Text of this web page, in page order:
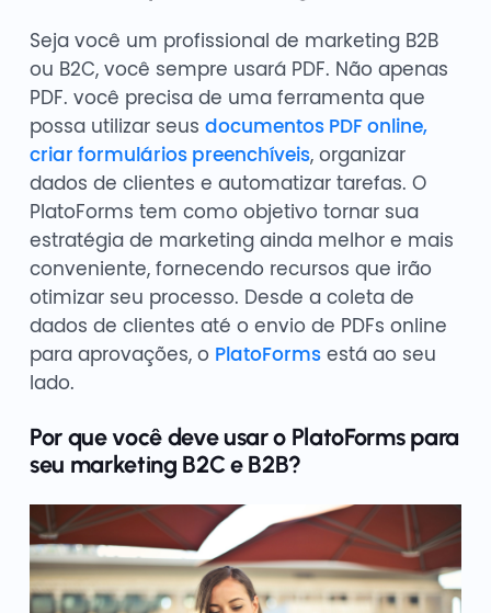
Seja você um profissional de marketing B2B
ou B2C, você sempre usará PDF. Não apenas
PDF. você precisa de uma ferramenta que
possa utilizar seus documentos PDF online,
criar formulários preenchíveis, organizar
dados de clientes e automatizar tarefas. O
PlatoForms tem como objetivo tornar sua
estratégia de marketing ainda melhor e mais
conveniente, fornecendo recursos que irão
otimizar seu processo. Desde a coleta de
dados de clientes até o envio de PDFs online
para aprovações, o PlatoFormsestá ao seu
lado.
Por que você deve usar o PlatoForms para
seu marketing B2C e B2B?